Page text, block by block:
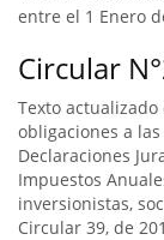
entre el 1 Enero
Circular
Texto
obligaciones a
Declaraciones
Impuestos
inversionistas,
Circular 39, de